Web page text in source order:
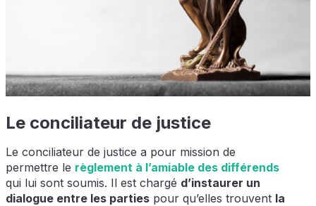
Le conciliateur de justice
Le conciliateur de justice a pour mission de
permettre le règlement à l’amiable des différends
qui lui sont soumis. Il est chargé d’instaurer un
dialogue entre les parties pour qu’elles trouvent la